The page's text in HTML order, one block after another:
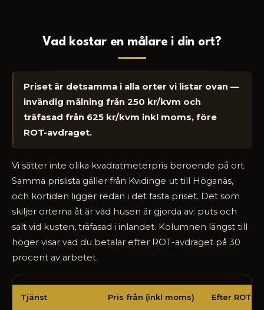
Vad kostar en målare i din ort?
Priset är detsamma i alla orter vi listar ovan —
invändig målning från 250 kr/kvm och
träfasad från 625 kr/kvm inkl moms, före
ROT-avdraget.
Vi sätter inte olika kvadratmeterpris beroende på ort.
Samma prislista gäller från Kvidinge ut till Höganäs,
och körtiden ligger redan i det fasta priset. Det som
skiljer orterna åt är vad husen är gjorda av: puts och
salt vid kusten, träfasad i inlandet. Kolumnen längst till
höger visar vad du betalar efter ROT-avdraget på 30
procent av arbetet.
kostar
Tjänst Pris från (inkl moms) Efter ROT